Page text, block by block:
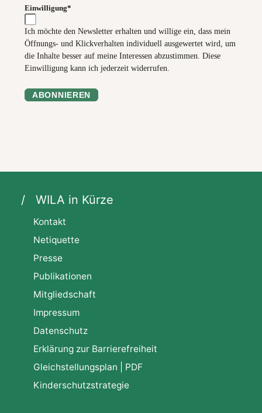
Einwilligung*
Ich möchte den Newsletter erhalten und willige ein, dass mein
Öffnungs- und Klickverhalten individuell ausgewertet wird, um
die Inhalte besser auf meine Interessen abzustimmen. Diese
Einwilligung kann ich jederzeit widerrufen.
ABONNIEREN
WILA in Kürze
Kontakt
Netiquette
Presse
Publikationen
Mitgliedschaft
Impressum
Datenschutz
Erklärung zur Barrierefreiheit
Gleichstellungsplan | PDF
Kinderschutzstrategie